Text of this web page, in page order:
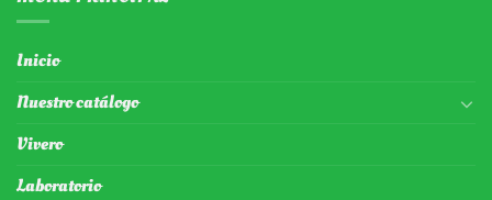
Inicio
Nuestro catálogo
Vivero
Laboratorio